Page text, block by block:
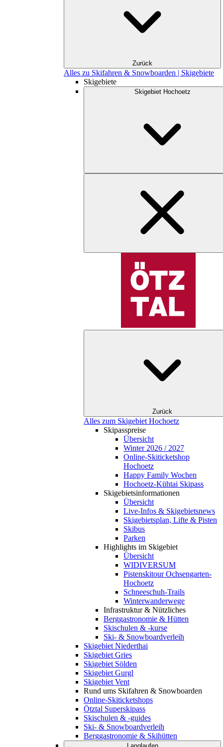
Zurück
Alles zu Skifahren & Snowboarden | Skigebiete
Skigebiete
Skigebiet Hochoetz
Zurück
Alles zum Skigebiet Hochoetz
Skipasspreise
Übersicht
Winter 2026 / 2027
Online-Skiticketshop
Hochoetz
Happy Family Wochen
Hochoetz-Kühtai Skipass
Skigebietsinformationen
Übersicht
Live-Infos & Skigebietsnews
Skigebietsplan, Lifte & Pisten
Skibus
Parken
Highlights im Skigebiet
Übersicht
WIDIVERSUM
Pistenskitour Ochsengarten-
Hochoetz
Schneeschuh-Trails
Winterwanderwege
Infrastruktur & Nützliches
Berggastronomie & Hütten
Skischulen & -kurse
Ski- & Snowboardverleih
Skigebiet Niederthai
Skigebiet Gries
Skigebiet Sölden
Skigebiet Gurgl
Skigebiet Vent
Rund ums Skifahren & Snowboarden
Online-Skiticketshops
Ötztal Superskipass
Skischulen & -guides
Ski- & Snowboardverleih
Berggastronomie & Skihütten